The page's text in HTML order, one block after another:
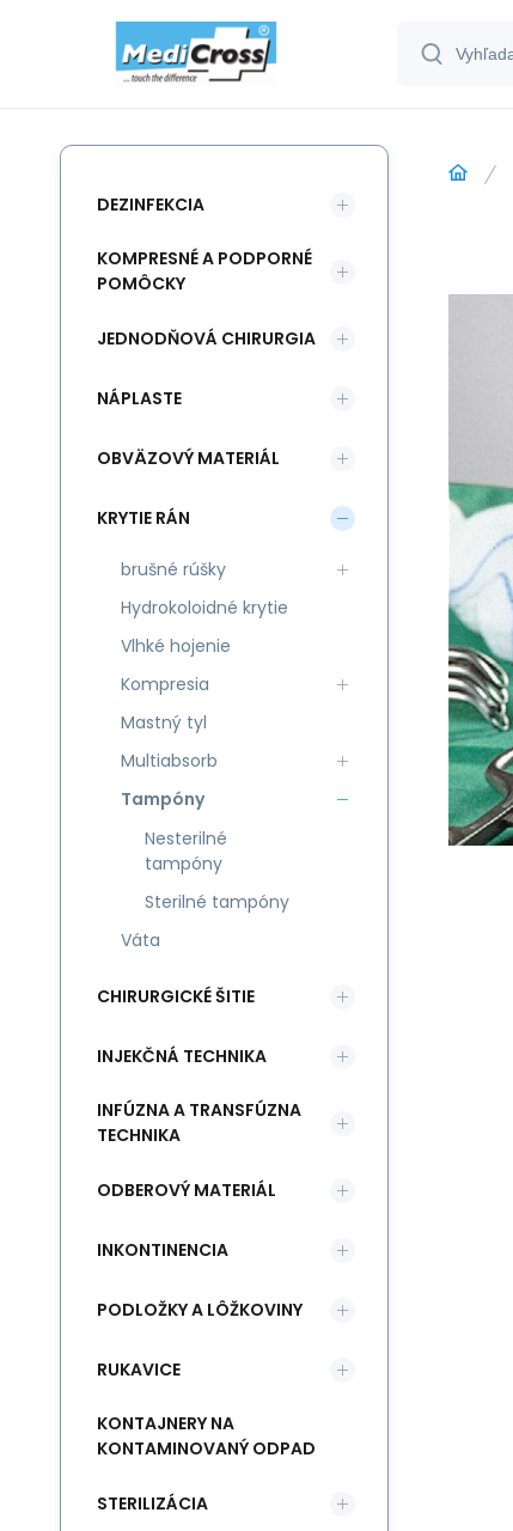
DEZINFEKCIA
KOMPRESNÉ A PODPORNÉ
POMÔCKY
JEDNODŇOVÁ CHIRURGIA
NÁPLASTE
OBVÄZOVÝ MATERIÁL
KRYTIE RÁN
brušné rúšky
Hydrokoloidné krytie
Vlhké hojenie
Kompresia
Mastný tyl
Multiabsorb
Tampóny
Nesterilné
tampóny
Sterilné tampóny
Váta
CHIRURGICKÉ ŠITIE
INJEKČNÁ TECHNIKA
INFÚZNA A TRANSFÚZNA
TECHNIKA
ODBEROVÝ MATERIÁL
INKONTINENCIA
PODLOŽKY A LÔŽKOVINY
RUKAVICE
KONTAJNERY NA
KONTAMINOVANÝ ODPAD
STERILIZÁCIA